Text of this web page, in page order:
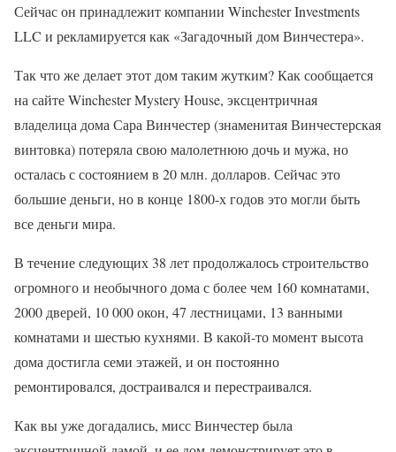
Сейчас он принадлежит компании Winchester Investments
LLC и рекламируется как «Загадочный дом Винчестера».
Так что же делает этот дом таким жутким? Как сообщается
на сайте Winchester Mystery House, эксцентричная
владелица дома Сара Винчестер (знаменитая Винчестерская
винтовка) потеряла свою малолетнюю дочь и мужа, но
осталась с состоянием в 20 млн. долларов. Сейчас это
большие деньги, но в конце 1800-х годов это могли быть
все деньги мира.
В течение следующих 38 лет продолжалось строительство
огромного и необычного дома с более чем 160 комнатами,
2000 дверей, 10 000 окон, 47 лестницами, 13 ванными
комнатами и шестью кухнями. В какой-то момент высота
дома достигла семи этажей, и он постоянно
ремонтировался, достраивался и перестраивался.
Как вы уже догадались, мисс Винчестер была